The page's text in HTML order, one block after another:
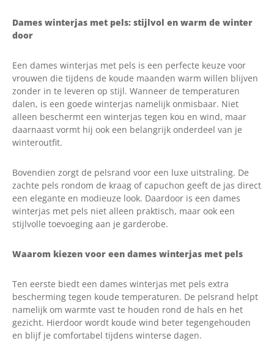
€169.95.€99.95.
Dames winterjas met pels: stijlvol en warm de winter
door
Een dames winterjas met pels is een perfecte keuze voor
vrouwen die tijdens de koude maanden warm willen blijven
zonder in te leveren op stijl. Wanneer de temperaturen
dalen, is een goede winterjas namelijk onmisbaar. Niet
alleen beschermt een winterjas tegen kou en wind, maar
daarnaast vormt hij ook een belangrijk onderdeel van je
winteroutfit.
Bovendien zorgt de pelsrand voor een luxe uitstraling. De
zachte pels rondom de kraag of capuchon geeft de jas direct
een elegante en modieuze look. Daardoor is een dames
winterjas met pels niet alleen praktisch, maar ook een
stijlvolle toevoeging aan je garderobe.
Waarom kiezen voor een dames winterjas met pels
Ten eerste biedt een dames winterjas met pels extra
bescherming tegen koude temperaturen. De pelsrand helpt
namelijk om warmte vast te houden rond de hals en het
gezicht. Hierdoor wordt koude wind beter tegengehouden
en blijf je comfortabel tijdens winterse dagen.